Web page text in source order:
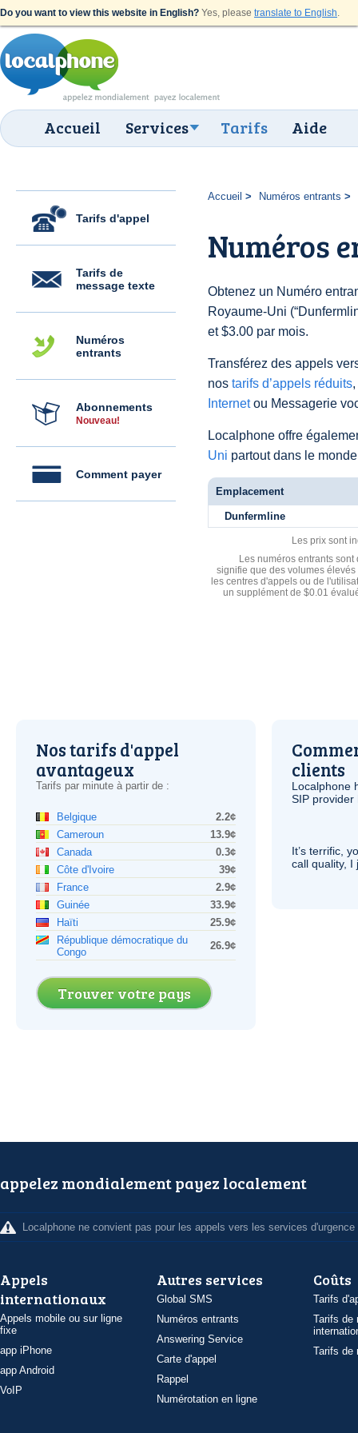
Do you want to view this website in English? Yes, please translate to English.
Accueil Services Tarifs Aide
Tarifs d'appel
Tarifs de
message texte
Numéros
entrants
Abonnements
Nouveau!
Comment payer
Accueil Numéros entrants
Numéros
Obtenez un Numéro
Royaume-Uni
et $3.00 par mois.
Transférez des appels
nos tarifs d’appels réduits
Internetou Messagerie
Localphone offre
Uni partout dans le
Emplacement
Dunfermline
Les prix sont
Les numéros entrants
signifie que des volumes
les centres d'appels ou de
un supplément de $0.01
Nos tarifs d'appel
avantageux
Tarifs par minute à partir de :
Belgique
2.2¢
Cameroun
13.9¢
Canada
0.3¢
Côte d'Ivoire
39¢
France
2.9¢
Guinée
33.9¢
Haïti
25.9¢
République démocratique du
Congo
26.9¢
Trouver votre pays
clients
Localphone
SIP provider
It’s terrific,
call quality, I
appelez mondialement payez localement
Localphone ne convient pas pour les appels vers les services d'urgence
Appels
internationaux
Appels mobile ou sur ligne
fixe
app iPhone
app Android
VoIP
Autres services
Global SMS
Numéros entrants
Answering Service
Carte d'appel
Rappel
Numérotation en ligne
Coûts
Tarifs
Tarifs de
Tarifs de